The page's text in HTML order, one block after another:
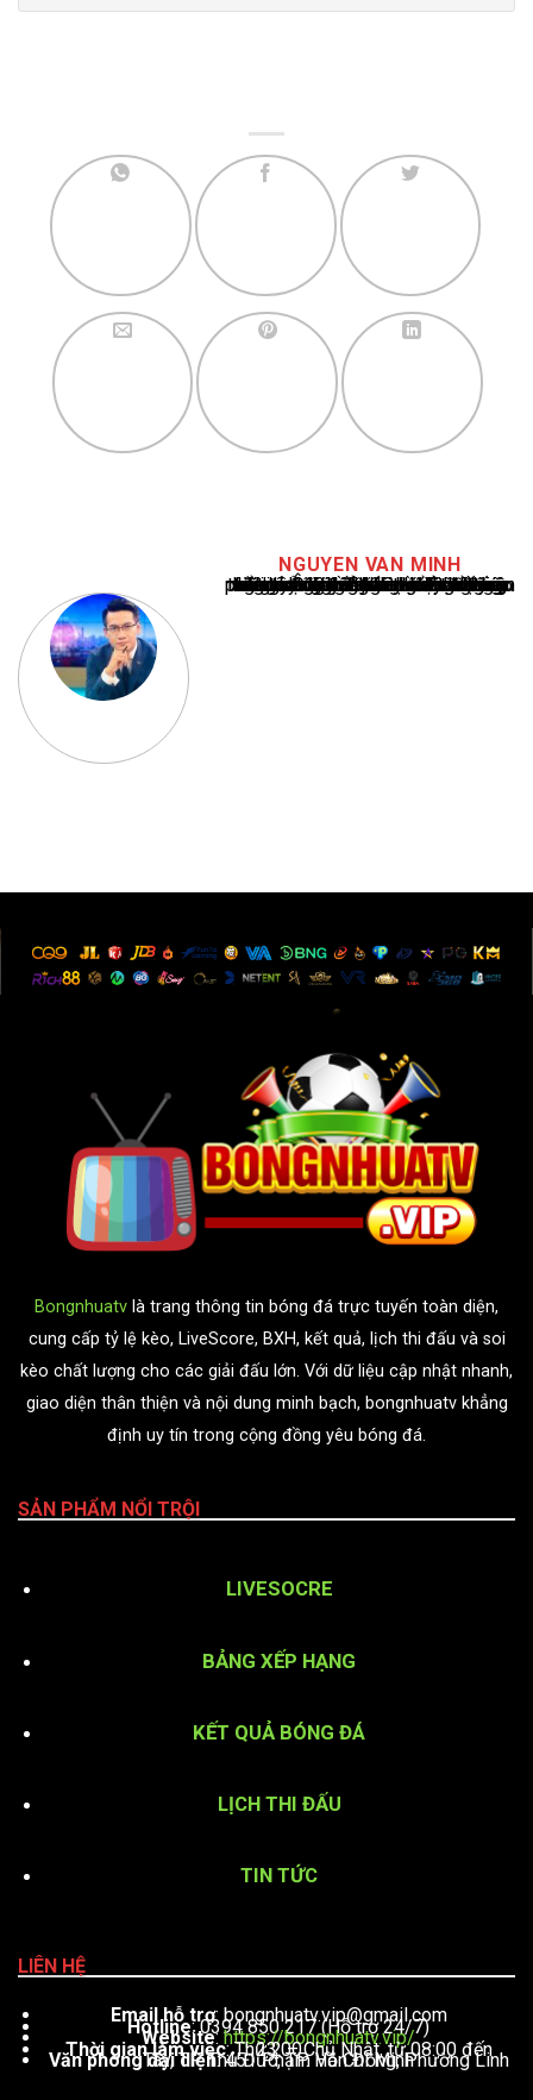
NGUYEN VAN MINH
Nguyễn Văn Minh là một trong những chuyên gia hàng đầu về báo cáo tin tức thể thao tại Việt Nam, với hơn 10 năm hoạt động trong ngành. Ông có kiến thức sâu rộng và kinh nghiệm đáng kể trong việc phân tích và báo cáo về các sự kiện thể thao hàng đầu. Sự hiểu biết sâu sắc của ông về ngành này đã giúp ông xây dựng uy tín và danh tiếng trong cộng đồng báo chí thể thao.
Bongnhuatv là trang thông tin bóng đá trực tuyến toàn diện,
cung cấp tỷ lệ kèo, LiveScore, BXH, kết quả, lịch thi đấu và soi
kèo chất lượng cho các giải đấu lớn. Với dữ liệu cập nhật nhanh,
giao diện thân thiện và nội dung minh bạch, bongnhuatv khẳng
định uy tín trong cộng đồng yêu bóng đá.
SẢN PHẨM NỔI TRỘI
LIVESOCRE
BẢNG XẾP HẠNG
KẾT QUẢ BÓNG ĐÁ
LỊCH THI ĐẤU
TIN TỨC
LIÊN HỆ
Email hỗ trợ:bongnhuatv.vip@gmail.com
Hotline: 0394 850 217 (Hỗ trợ 24/7)
Website:https://bongnhuatv.vip/
Thời gian làm việc : Thứ 2 – Chủ Nhật, từ 08:00 đến 23:00
Văn phòng đại diện: 451 Phạm Văn Đồng, Phường Linh Tây, TP. Thủ Đức, TP. Hồ Chí Minh